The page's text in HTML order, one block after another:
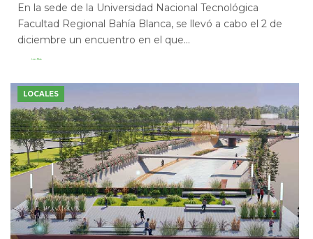
En la sede de la Universidad Nacional Tecnológica
Facultad Regional Bahía Blanca, se llevó a cabo el 2 de
diciembre un encuentro en el que...
Leer Más
LOCALES